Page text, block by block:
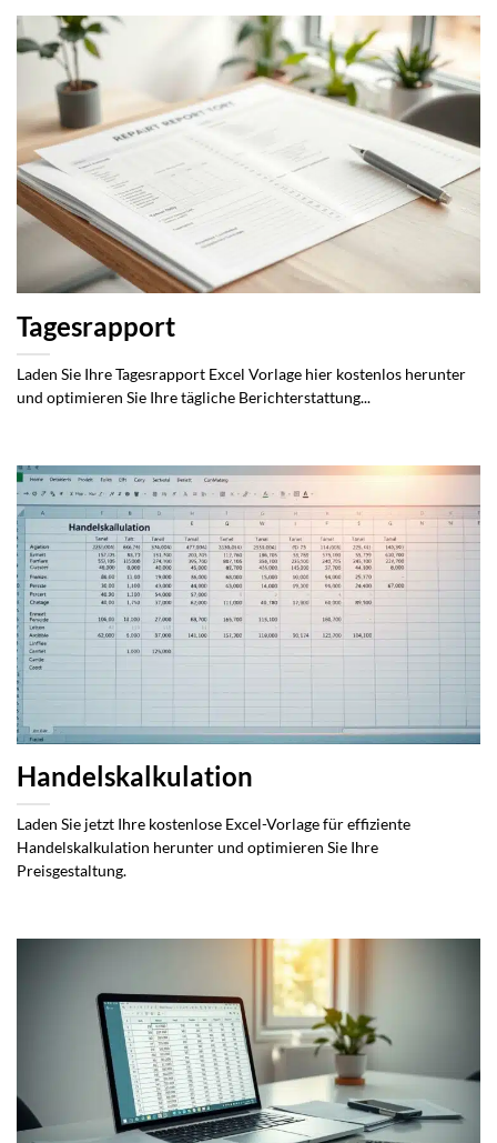
Tagesrapport
Laden Sie Ihre Tagesrapport Excel Vorlage hier kostenlos herunter
und optimieren Sie Ihre tägliche Berichterstattung...
Handelskalkulation
Laden Sie jetzt Ihre kostenlose Excel-Vorlage für effiziente
Handelskalkulation herunter und optimieren Sie Ihre
Preisgestaltung.